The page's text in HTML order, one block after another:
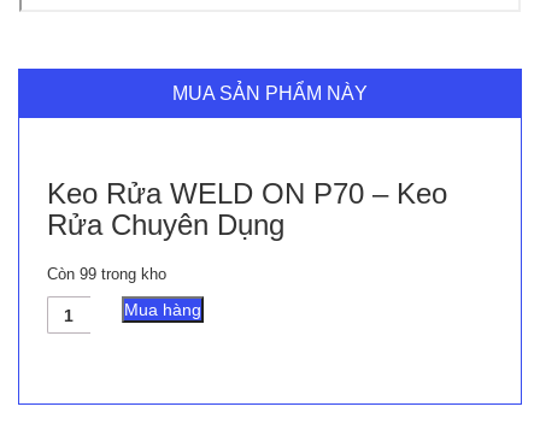
MUA SẢN PHẨM NÀY
Keo Rửa WELD ON P70 – Keo
Rửa Chuyên Dụng
Còn 99 trong kho
Keo
Rửa
Mua hàng